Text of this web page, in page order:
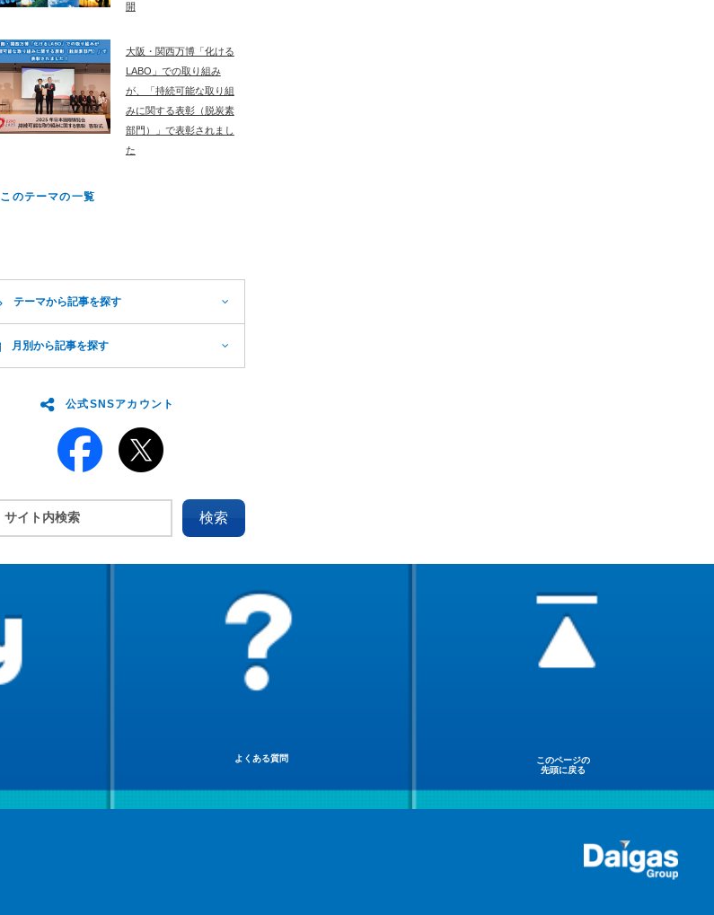
開
大阪・関西万博「化ける
LABO」での取り組み
が、「持続可能な取り組
みに関する表彰（脱炭素
部門）」で表彰されまし
た
このテーマの一覧
テーマから記事を探す
月別から記事を探す
公式SNSアカウント
よくある質問
このページの
先頭に戻る